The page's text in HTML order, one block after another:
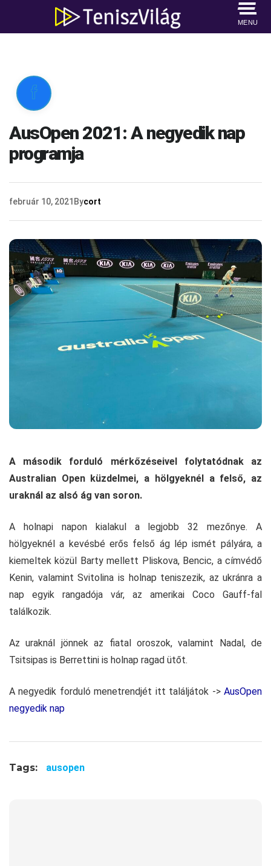
MENU

AusOpen 2021: A negyedik nap
programja
február 10, 2021 Bycort
A második forduló mérkőzéseivel folytatódnak az
Australian Open küzdelmei, a hölgyeknél a felső, az
uraknál az alsó ág van soron.
A holnapi napon kialakul a legjobb 32 mezőnye. A
hölgyeknél a kevésbé erős felső ág lép ismét pályára, a
kiemeltek közül Barty mellett Pliskova, Bencic, a címvédő
Kenin, valamint Svitolina is holnap teniszezik, az ukránra a
nap egyik rangadója vár, az amerikai Coco Gauff-fal
találkozik.
Az uraknál jönnek az fiatal oroszok, valamint Nadal, de
Tsitsipas is Berrettini is holnap ragad ütőt.
A negyedik forduló menetrendjét itt találjátok -> AusOpen
negyedik nap
Tags: ausopen